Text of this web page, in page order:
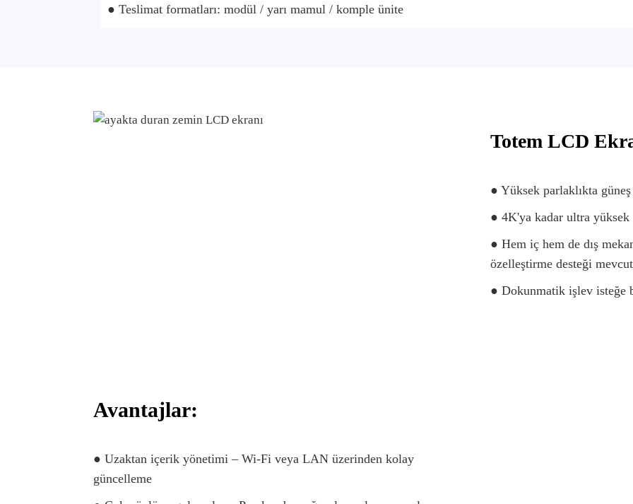
● Teslimat formatları: modül / yarı mamul / komple ünite
Totem LCD
● Yüksek parlaklıkta güneş
● 4K'ya kadar ultra
● Hem iç hem de dış
özelleştirme desteği
● Dokunmatik işlev isteğe
Avantajlar:
● Uzaktan içerik yönetimi – Wi-Fi veya LAN üzerinden kolay
güncelleme